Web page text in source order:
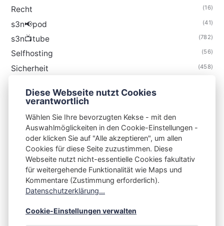
Recht (16)
s3n📢pod (41)
s3n📺tube (782)
Selfhosting (56)
Sicherheit (458)
Thunderbird
S3N🧩NET
Integrating Open-Source Blog Network (iOSBN)
Impressum
Kontakt
Diese Webseite nutzt Cookies
verantwortlich
Wählen Sie Ihre bevorzugten Kekse - mit den
Auswahlmöglickeiten in den Cookie-Einstellungen -
oder klicken Sie auf "Alle akzeptieren", um allen
Cookies für diese Seite zuzustimmen. Diese
Webseite nutzt nicht-essentielle Cookies fakultativ
für weitergehende Funktionalität wie Maps und
Kommentare (Zustimmung erforderlich).
Datenschutzerklärung...
Cookie-Einstellungen verwalten